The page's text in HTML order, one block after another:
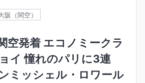
阪（関空）
空発着 エコノミークラ
イ 憧れのパリに3連
ミッシェル・ロワール